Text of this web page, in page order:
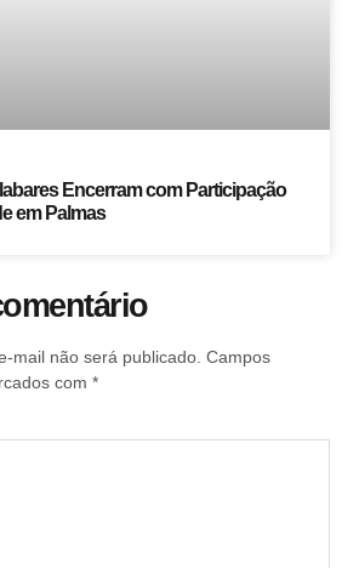
Encerram com Participação
em Palmas
mail não será publicado. Campos
com *